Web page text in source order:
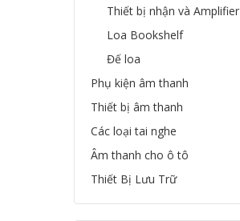
Thiết bị nhận và Amplifier
Loa Bookshelf
Đế loa
Phụ kiện âm thanh
Thiết bị âm thanh
Các loại tai nghe
Âm thanh cho ô tô
Thiết Bị Lưu Trữ